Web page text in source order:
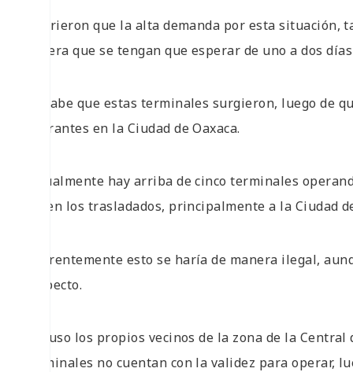
Refirieron que la alta demanda por esta situación,
genera que se tengan que esperar de uno a dos
Se sabe que estas terminales surgieron, luego de
migrantes en la Ciudad de Oaxaca.
Actualmente hay arriba de cinco terminales
hacen los trasladados, principalmente a la Ciudad
Aparentemente esto se haría de manera ilegal,
respecto.
Incluso los propios vecinos de la zona de la
terminales no cuentan con la validez para operar,